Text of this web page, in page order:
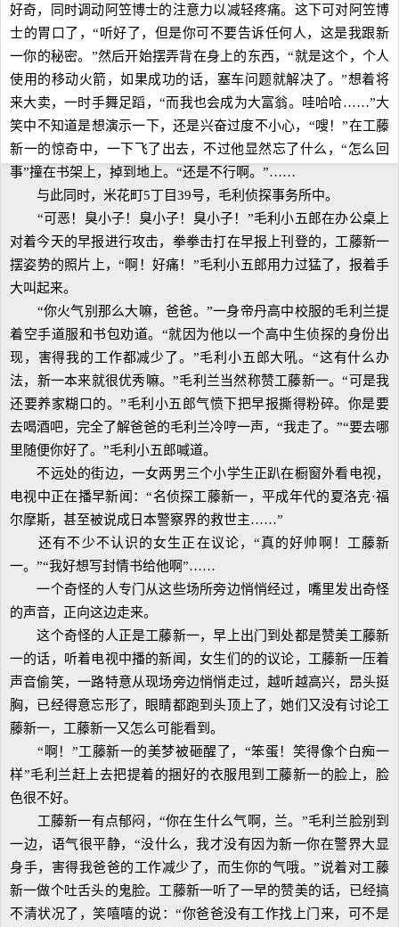
好奇，同时调动阿笠博士的注意力以减轻疼痛。这下可对阿笠博
士的胃口了，“听好了，但是你可不要告诉任何人，这是我跟新
一你的秘密。”然后开始摆弄背在身上的东西，“就是这个，个人
使用的移动火箭，如果成功的话，塞车问题就解决了。”想着将
来大卖，一时手舞足蹈，“而我也会成为大富翁。哇哈哈……”大
笑中不知道是想演示一下，还是兴奋过度不小心，“嗖！”在工藤
新一的惊奇中，一下飞了出去，不过他显然忘了什么，“怎么回
事”撞在书架上，掉到地上。“还是不行啊。”……
与此同时，米花町5丁目39号，毛利侦探事务所中。
“可恶！臭小子！臭小子！臭小子！”毛利小五郎在办公桌上
对着今天的早报进行攻击，拳拳击打在早报上刊登的，工藤新一
摆姿势的照片上，“啊！好痛！”毛利小五郎用力过猛了，报着手
大叫起来。
“你火气别那么大嘛，爸爸。”一身帝丹高中校服的毛利兰提
着空手道服和书包劝道。“就因为他以一个高中生侦探的身份出
现，害得我的工作都减少了。”毛利小五郎大吼。“这有什么办
法，新一本来就很优秀嘛。”毛利兰当然称赞工藤新一。“可是我
还要养家糊口的。”毛利小五郎气愤下把早报撕得粉碎。你是要
去喝酒吧，完全了解爸爸的毛利兰冷哼一声，“我走了。”“要去哪
里随便你好了。”毛利小五郎喊道。
不远处的街边，一女两男三个小学生正趴在橱窗外看电视，
电视中正在播早新闻：“名侦探工藤新一，平成年代的夏洛克·福
尔摩斯，甚至被说成日本警察界的救世主……”
还有不少不认识的女生正在议论，“真的好帅啊！工藤新
一。”“我好想写封情书给他啊”……
一个奇怪的人专门从这些场所旁边悄悄经过，嘴里发出奇怪
的声音，正向这边走来。
这个奇怪的人正是工藤新一，早上出门到处都是赞美工藤新
一的话，听着电视中播的新闻，女生们的的议论，工藤新一压着
声音偷笑，一路特意从现场旁边悄悄走过，越听越高兴，昂头挺
胸，已经得意忘形了，眼睛都跑到头顶上了，她们又没有讨论工
藤新一，工藤新一又怎么可能看到。
“啊！”工藤新一的美梦被砸醒了，“笨蛋！笑得像个白痴一
样”毛利兰赶上去把提着的捆好的衣服甩到工藤新一的脸上，脸
色很不好。
工藤新一有点郁闷，“你在生什么气啊，兰。”毛利兰脸别到
一边，语气很平静，“没什么，我才没有因为新一你在警界大显
身手，害得我爸爸的工作减少了，而生你的气哦。”说着对工藤
新一做个吐舌头的鬼脸。工藤新一听了一早的赞美的话，已经搞
不清状况了，笑嘻嘻的说：“你爸爸没有工作找上门来，可不是